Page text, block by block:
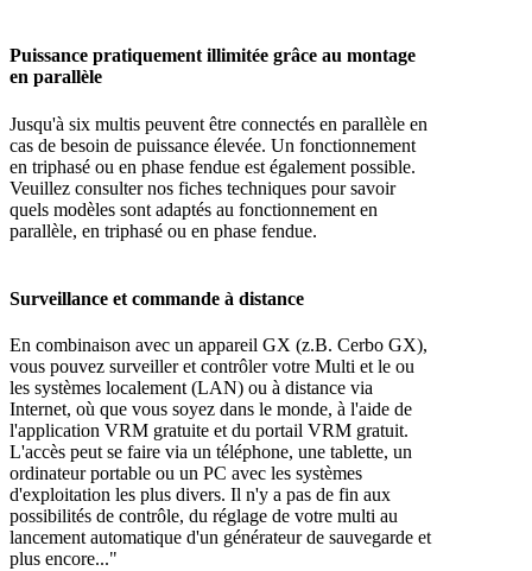
Puissance pratiquement illimitée grâce au montage
en parallèle
Jusqu'à six multis peuvent être connectés en parallèle en
cas de besoin de puissance élevée. Un fonctionnement
en triphasé ou en phase fendue est également possible.
Veuillez consulter nos fiches techniques pour savoir
quels modèles sont adaptés au fonctionnement en
parallèle, en triphasé ou en phase fendue.
Surveillance et commande à distance
En combinaison avec un appareil GX (z.B. Cerbo GX),
vous pouvez surveiller et contrôler votre Multi et le ou
les systèmes localement (LAN) ou à distance via
Internet, où que vous soyez dans le monde, à l'aide de
l'application VRM gratuite et du portail VRM gratuit.
L'accès peut se faire via un téléphone, une tablette, un
ordinateur portable ou un PC avec les systèmes
d'exploitation les plus divers. Il n'y a pas de fin aux
possibilités de contrôle, du réglage de votre multi au
lancement automatique d'un générateur de sauvegarde et
plus encore..."